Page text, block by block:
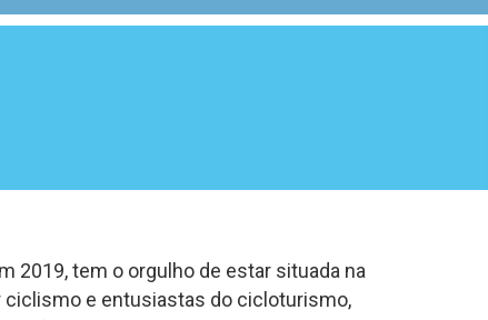
2019, tem o orgulho de estar situada na
ciclismo e entusiastas do cicloturismo,